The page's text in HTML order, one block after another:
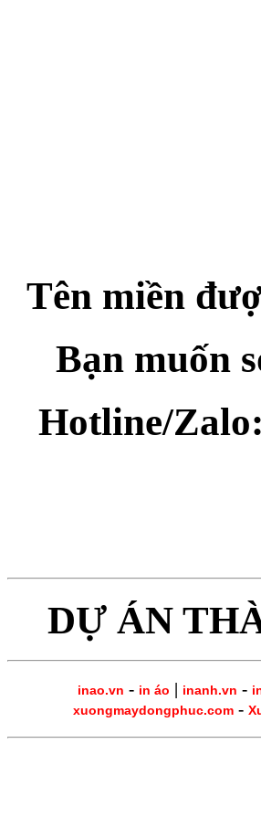
Tên miền
Bạn muốn
Hotline/
DỰ ÁN
inao.vn - in áo | inanh.vn -
xuongmaydongphuc.com-